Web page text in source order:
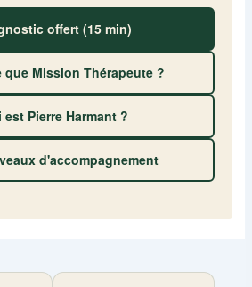
offert (15 min)
que Mission Thérapeute ?
est Pierre Harmant ?
d'accompagnement